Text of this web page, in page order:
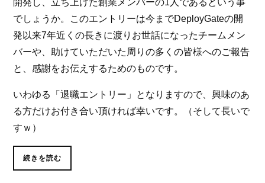
開発し、立ち上げた創業メンバーの1人であるという事
でしょうか。このエントリーは今までDeployGateの開
発以来7年近くの長きに渡りお世話になったチームメン
バーや、助けていただいた周りの多くの皆様へのご報告
と、感謝をお伝えするためのものです。
いわゆる「退職エントリー」となりますので、興味のあ
る方だけお付き合い頂ければ幸いです。（そして長いで
すｗ）
続きを読む